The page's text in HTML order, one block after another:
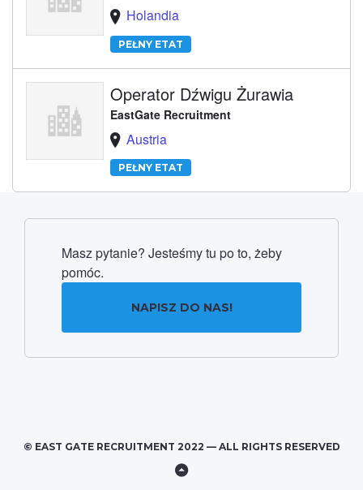
Holandia
PEŁNY ETAT
Operator Dźwigu Żurawia
EastGate Recruitment
Austria
PEŁNY ETAT
Masz pytanie? Jesteśmy tu po to, żeby
pomóc.
NAPISZ DO NAS!
© EAST GATE RECRUITMENT 2022 — ALL RIGHTS RESERVED
Back